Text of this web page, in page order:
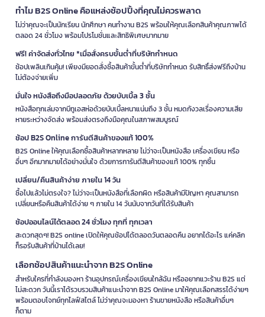
ทำไม B2S Online คือแหล่งช้อปปิ้งที่คุณไม่ควรพลาด
ไม่ว่าคุณจะเป็นนักเรียน นักศึกษา คนทำงาน B2S พร้อมให้คุณเลือกสินค้าคุณภาพได้
ตลอด 24 ชั่วโมง พร้อมโปรโมชั่นและสิทธิพิเศษมากมาย
ฟรี! ค่าจัดส่งทั่วไทย *เมื่อสั่งครบขั้นต่ำที่บริษัทกำหนด
ช้อปเพลินเกินคุ้ม! เพียงมียอดสั่งซื้อสินค้าขั้นต่ำที่บริษัทกำหนด รับสิทธิ์ส่งฟรีถึงบ้าน
ไม่ต้องจ่ายเพิ่ม
มั่นใจ หนังสือถึงมือปลอดภัย ด้วยบับเบิ้ล 3 ชั้น
หนังสือทุกเล่มจากบีทูเอสห่อด้วยบับเบิ้ลหนาแน่นถึง 3 ชั้น หมดกังวลเรื่องความเสีย
หายระหว่างจัดส่ง พร้อมส่งตรงถึงมือคุณในสภาพสมบูรณ์
ช้อป B2S Online การันตีสินค้าของแท้ 100%
B2S Online ให้คุณเลือกซื้อสินค้าหลากหลาย ไม่ว่าจะเป็นหนังสือ เครื่องเขียน หรือ
อื่นๆ อีกมากมายได้อย่างมั่นใจ ด้วยการการันตีสินค้าของแท้ 100% ทุกชิ้น
เปลี่ยน/คืนสินค้าง่าย ภายใน 14 วัน
ซื้อไปแล้วไม่ตรงใจ? ไม่ว่าจะเป็นหนังสือที่เลือกผิด หรือสินค้ามีปัญหา คุณสามารถ
เปลี่ยนหรือคืนสินค้าได้ง่าย ๆ ภายใน 14 วันนับจากวันที่ได้รับสินค้า
ช้อปออนไลน์ได้ตลอด 24 ชั่วโมง ทุกที่ ทุกเวลา
สะดวกสุดๆ! B2S online เปิดให้คุณช้อปได้ตลอดวันตลอดคืน อยากได้อะไร แค่คลิก
ก็รอรับสินค้าที่บ้านได้เลย!
เลือกช้อปสินค้าแนะนำจาก B2S Online
สำหรับใครที่กำลังมองหา ร้านอุปกรณ์เครื่องเขียนใกล้ฉัน หรืออยากแวะร้าน B2S แต่
ไม่สะดวก วันนี้เราได้รวบรวมสินค้าแนะนำจาก B2S Online มาให้คุณเลือกสรรได้ง่ายๆ
พร้อมตอบโจทย์ทุกไลฟ์สไตล์ ไม่ว่าคุณจะมองหา ร้านขายหนังสือ หรือสินค้าอื่นๆ
ก็ตาม